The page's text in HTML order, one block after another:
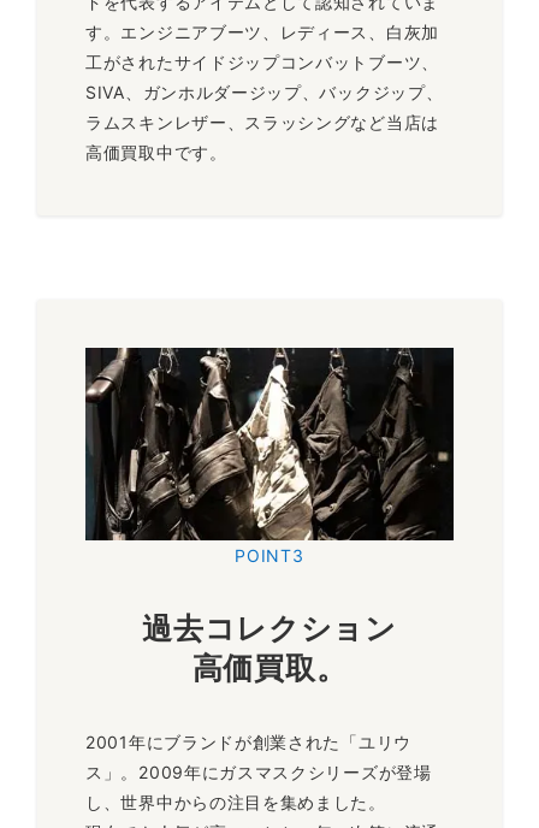
す。エンジニアブーツ、レディース、白灰加
工がされたサイドジップコンバットブーツ、
SIVA、ガンホルダージップ、バックジップ、
ラムスキンレザー、スラッシングなど当店は
高価買取中です。
POINT3
過去コレクション
高価買取。
2001年にブランドが創業された「ユリウ
ス」。2009年にガスマスクシリーズが登場
し、世界中からの注目を集めました。